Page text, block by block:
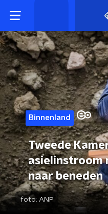
Binnenland
Tweede
asielinstroom
naar beneden
foto: ANP